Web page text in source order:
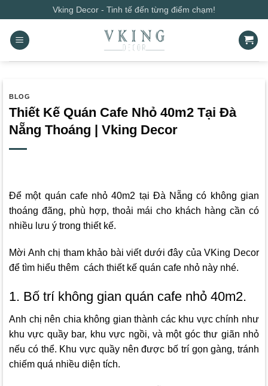
qua
nội
dung
Vking Decor - Tinh tế đến từng điểm chạm!
BLOG
Thiết Kế Quán Cafe Nhỏ 40m2 Tại Đà
Nẵng Thoáng | Vking Decor
Để một quán cafe nhỏ 40m2 tại Đà Nẵng có không gian
thoáng đãng, phù hợp, thoải mái cho khách hàng cần có
nhiều lưu ý trong thiết kế.
Mời Anh chị tham khảo bài viết dưới đây củaVKing Decor
để tìm hiểu thêm cách thiết kế quán cafe nhỏ này nhé.
1. Bố trí không gian quán cafe nhỏ 40m2.
Anh chị nên chia không gian thành các khu vực chính như
khu vực quầy bar, khu vực ngồi, và một góc thư giãn nhỏ
nếu có thể. Khu vực quầy nên được bố trí gọn gàng, tránh
chiếm quá nhiều diện tích.